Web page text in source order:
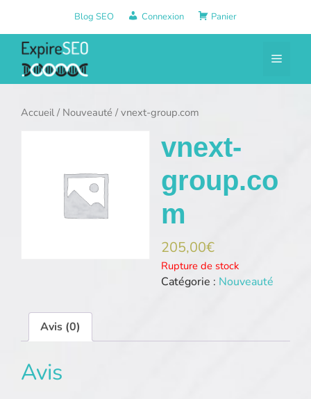
contenu
Blog SEO Connexion Panier
Menu
Accueil/ Nouveauté / vnext-group.com
vnext-
group.co
m
205,00€
Rupture de stock
Catégorie : Nouveauté
Avis (0)
Avis